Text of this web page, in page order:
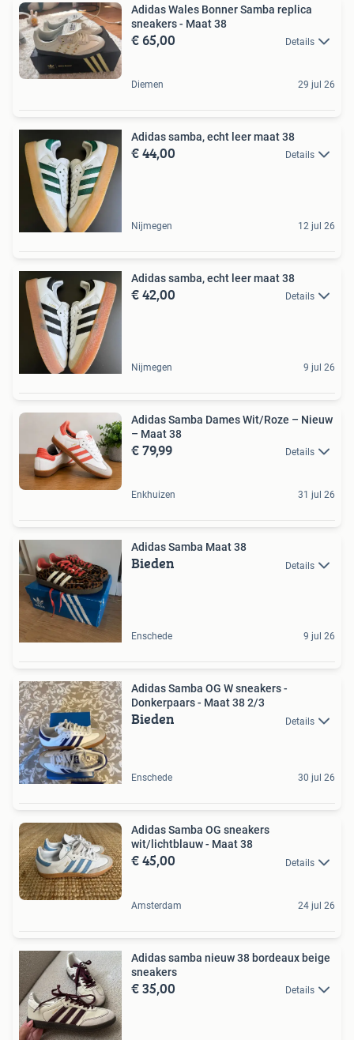
Adidas Wales Bonner Samba replica
sneakers - Maat 38
€ 65,00 Details
Diemen 29 jul 26
Adidas samba, echt leer maat 38
€ 44,00 Details
Nijmegen 12 jul 26
Adidas samba, echt leer maat 38
€ 42,00 Details
Nijmegen 9 jul 26
Adidas Samba Dames Wit/Roze – Nieuw
– Maat 38
€ 79,99 Details
Enkhuizen 31 jul 26
Adidas Samba Maat 38
Bieden Details
Enschede 9 jul 26
Adidas Samba OG W sneakers -
Donkerpaars - Maat 38 2/3
Bieden Details
Enschede 30 jul 26
Adidas Samba OG sneakers
wit/lichtblauw - Maat 38
€ 45,00 Details
Amsterdam 24 jul 26
Adidas samba nieuw 38 bordeaux beige
sneakers
€ 35,00 Details